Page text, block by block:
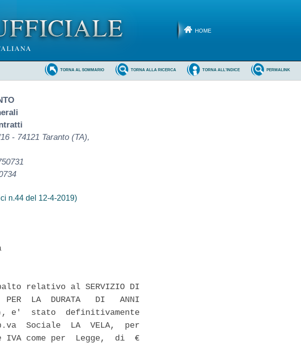
HOME
PERMALINK
TORNA ALL'INDICE
TORNA ALLA RICERCA
TORNA AL SOMMARIO
- 74121 Taranto (TA),
n.44 del 12-4-2019)
relativo al SERVIZIO DI
PER  LA  DURATA   DI   ANNI
e'  stato  definitivamente
Sociale  LA  VELA,  per
come per  Legge,  di  €